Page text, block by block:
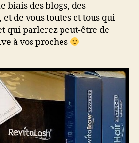
biais des blogs, des
de vous toutes et tous qui
qui parlerez peut-être de
à vos proches